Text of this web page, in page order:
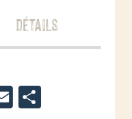
Détails
Email